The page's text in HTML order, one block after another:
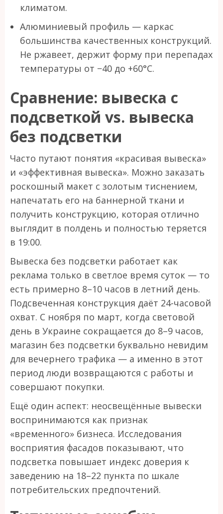
климатом.
Алюминиевый профиль — каркас
большинства качественных конструкций.
Не ржавеет, держит форму при перепадах
температуры от −40 до +60°C.
Сравнение: вывеска с
подсветкой vs. вывеска
без подсветки
Часто путают понятия «красивая вывеска»
и «эффективная вывеска». Можно заказать
роскошный макет с золотым тиснением,
напечатать его на баннерной ткани и
получить конструкцию, которая отлично
выглядит в полдень и полностью теряется
в 19:00.
Вывеска без подсветки работает как
реклама только в светлое время суток — то
есть примерно 8–10 часов в летний день.
Подсвеченная конструкция даёт 24-часовой
охват. С ноября по март, когда световой
день в Украине сокращается до 8–9 часов,
магазин без подсветки буквально невидим
для вечернего трафика — а именно в этот
период люди возвращаются с работы и
совершают покупки.
Ещё один аспект: неосвещённые вывески
воспринимаются как признак
«временного» бизнеса. Исследования
восприятия фасадов показывают, что
подсветка повышает индекс доверия к
заведению на 18–22 пункта по шкале
потребительских предпочтений.